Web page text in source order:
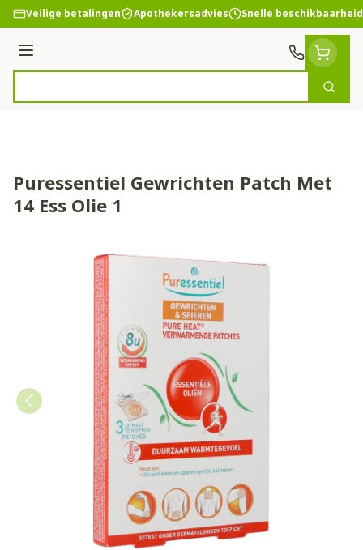
Ga naar de inhoud
Veilige betalingen Apothekersadvies Snelle beschikbaarheid
Menu
Zoek
Puressentiel Gewrichten Patch Met
14 Ess Olie 1